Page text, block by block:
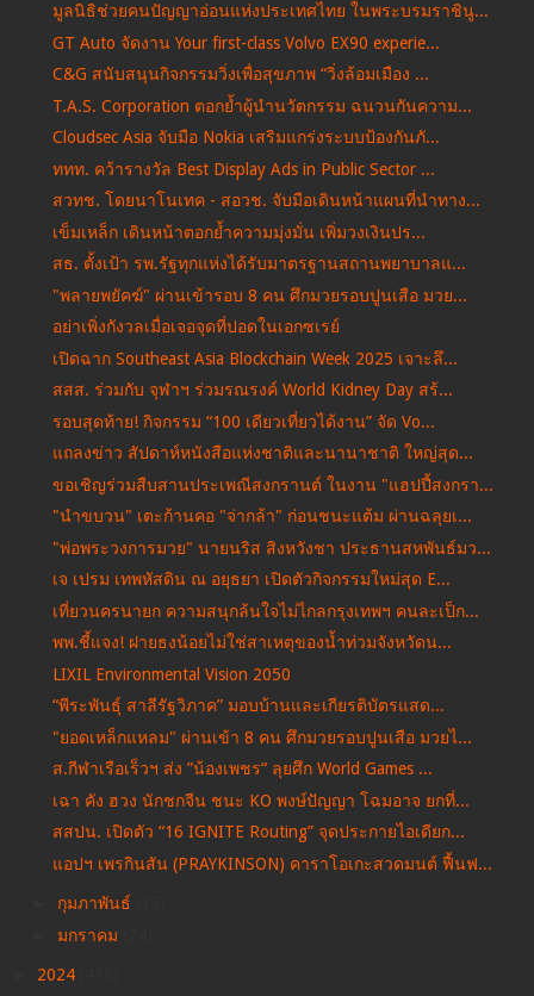
มูลนิธิช่วยคนปัญญาอ่อนแห่งประเทศไทย ในพระบรมราชินู...
GT Auto จัดงาน Your first-class Volvo EX90 experie...
C&G สนับสนุนกิจกรรมวิ่งเพื่อสุขภาพ “วิ่งล้อมเมือง ...
T.A.S. Corporation ตอกย้ำผู้นำนวัตกรรม ฉนวนกันความ...
Cloudsec Asia จับมือ Nokia เสริมแกร่งระบบป้องกันภั...
ททท. คว้ารางวัล Best Display Ads in Public Sector ...
สวทช. โดยนาโนเทค - สอวช. จับมือเดินหน้าแผนที่นำทาง...
เข็มเหล็ก เดินหน้าตอกย้ำความมุ่งมั่น เพิ่มวงเงินปร...
สธ. ตั้งเป้า รพ.รัฐทุกแห่งได้รับมาตรฐานสถานพยาบาลแ...
"พลายพยัคฆ์" ผ่านเข้ารอบ 8 คน ศึกมวยรอบปูนเสือ มวย...
อย่าเพิ่งกังวลเมื่อเจอจุดที่ปอดในเอกซเรย์
เปิดฉาก Southeast Asia Blockchain Week 2025 เจาะลึ...
สสส. ร่วมกับ จุฬาฯ ร่วมรณรงค์ World Kidney Day สร้...
รอบสุดท้าย! กิจกรรม “100 เดียวเที่ยวได้งาน” จัด Vo...
แถลงข่าว สัปดาห์หนังสือแห่งชาติและนานาชาติ ใหญ่สุด...
ขอเชิญร่วมสืบสานประเพณีสงกรานต์ ในงาน "แฮปปี้สงกรา...
"นำขบวน" เตะก้านคอ "จ่ากล้า" ก่อนชนะแต้ม ผ่านฉลุยเ...
"พ่อพระวงการมวย" นายนริส สิงหวังชา ประธานสหพันธ์มว...
เจ เปรม เทพหัสดิน ณ อยุธยา เปิดตัวกิจกรรมใหม่สุด E...
เที่ยวนครนายก ความสนุกล้นใจไม่ไกลกรุงเทพฯ คนละเป็ก...
พพ.ชี้แจง! ฝายธงน้อยไม่ใช่สาเหตุของน้ำท่วมจังหวัดน...
LIXIL Environmental Vision 2050
“พีระพันธุ์ สาลีรัฐวิภาค” มอบบ้านและเกียรติบัตรแสด...
"ยอดเหล็กแหลม" ผ่านเข้า 8 คน ศึกมวยรอบปูนเสือ มวยไ...
ส.กีฬาเรือเร็วฯ ส่ง ”น้องเพชร“ ลุยศึก World Games ...
เฉา คัง ฮวง นักชกจีน ชนะ KO พงษ์ปัญญา โฉมอาจ ยกที่...
สสปน. เปิดตัว “16 IGNITE Routing” จุดประกายไอเดียก...
แอปฯ เพรกินสัน (PRAYKINSON) คาราโอเกะสวดมนต์ ฟื้นฟ...
กุมภาพันธ์
มกราคม
2024